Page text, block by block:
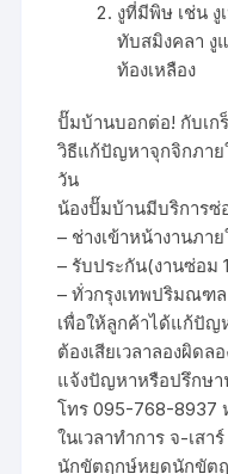
งูที่มีพิษ เช่น งู
ทับสมิงคลา งู
ท้องเหลือง
ปั๊มบ้านบอกต่อ! กับเก
วิธีแก้ปัญหาจุกจิกภา
วัน
น้องปั๊มบ้านมีบริการ
– ช่างเข้าหน้างานภา
– รับประกัน(งานซ่อม
– ทั่วกรุงเทพปริมณฑ
เพื่อให้ลูกค้าได้แก้ปัญ
ต้องเสียเวลาลองผิด
แจ้งปัญหาหรือปรึกษา
โทร 095-768-8937
ในเวลาทำการ จ-เสา
นักขัตฤกษ์หยุดนักขัต